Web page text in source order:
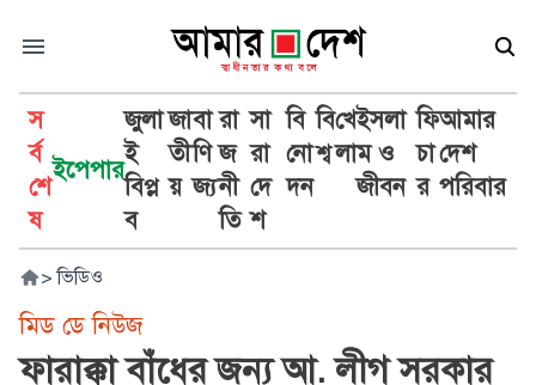
স
র্ব
শে
ষ
ইপেপার
জুলা
ই
বিপ্ল
ব
জা
তী
য়
বা
ণি
জ্য
রা
জ
নী
তি
সা
রা
দে
শ
বি
নো
দন
বি
শ্ব
খে
লা
ইসলা
ম ও
জীবন
ফি
চা
র
আমার
দেশ
পরিবার
> ভিডিও
মিড ডে নিউজ
ফারাক্কা বাঁধের জন্য আ. লীগ সরকার